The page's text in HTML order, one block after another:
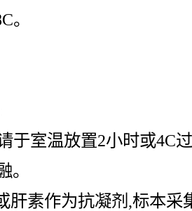
。
于室温放置2小时或4C
。
肝素作为抗凝剂,标本采